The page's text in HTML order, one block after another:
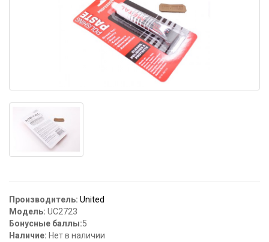
Производитель: United
Модель: UC2723
Бонусные баллы:5
Наличие: Нет в наличии